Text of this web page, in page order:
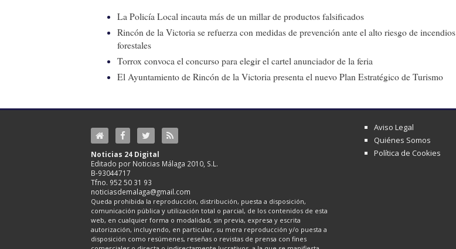
La Policía Local incauta más de un millar de productos falsificados
Rincón de la Victoria se refuerza con medidas de prevención ante el alto riesgo de incendios
forestales
Torrox convoca el concurso para elegir el cartel anunciador de la feria
El Ayuntamiento de Rincón de la Victoria presenta el nuevo Plan Estratégico de Turismo
Noticias 24 Digital
Editado por Noticias Málaga 2010, S.L.
B-93044717
Tfno. 952 50 31 93
noticiasdemalaga@gmail.com
Queda prohibida la reproducción, distribución, puesta a disposición,
comunicación pública y utilización total o parcial, de los contenidos de esta
web, en cualquier forma o modalidad, sin previa, expresa y escrita
autorización, incluyendo, en particular, su mera reproducción y/o puesta a
disposición como resúmenes, reseñas o revistas de prensa con fines
Aviso Legal
Quiénes Somos
Política de Cookies